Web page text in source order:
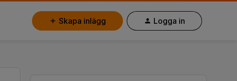
Skapa inlägg Logga in